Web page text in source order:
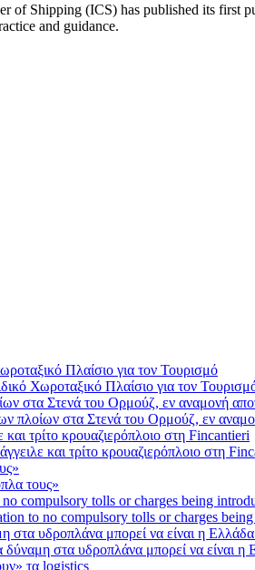
of Shipping (ICS) has published its first
and guidance.
Χωροταξικό Πλαίσιο για τον
πλοίων στα Στενά του Ορμούζ, εν
και τρίτο κρουαζιερόπλοιο στη
τους»
to no compulsory tolls or charges
στα υδροπλάνα μπορεί να είναι